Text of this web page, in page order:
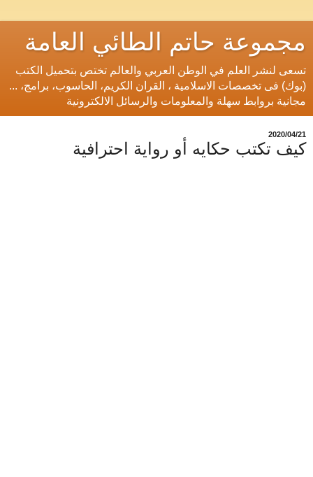
مجموعة حاتم الطائي العامة
تسعى لنشر العلم في الوطن العربي والعالم تختص بتحميل الكتب
(بوك) فى تخصصات الاسلامية ، القران الكريم، الحاسوب، برامج، ...
مجانية بروابط سهلة والمعلومات والرسائل الالكترونية
21‏/04‏/2020
كيف تكتب حكايه أو رواية احترافية